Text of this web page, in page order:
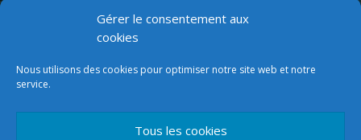
Gérer le consentement aux
cookies
Nous utilisons des cookies pour optimiser notre site web et notre
service.
Tous les cookies